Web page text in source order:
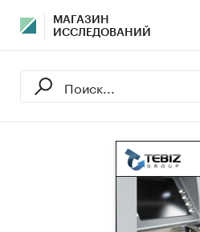
МАГАЗИН
ИССЛЕДОВАНИЙ